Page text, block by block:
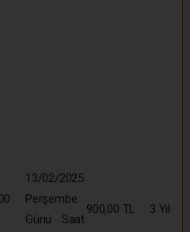
13/02/2025
Perşembe
Günü Saat
900,00 TL 3 Yıl